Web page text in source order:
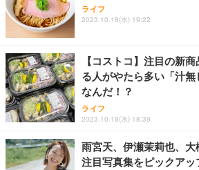
ライフ
2023.10.18(水) 19:22
【コストコ】注目の新
る人がやたら多い「汁
なんだ！？
ライフ
2023.10.18(水) 18:39
雨宮天、伊瀬茉莉也、
注目写真集をピックアッ